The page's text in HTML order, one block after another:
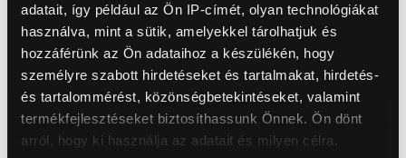
adatait, így például az Ön IP-címét, olyan technológiákat
használva, mint a sütik, amelyekkel tárolhatjuk és
hozzáférünk az Ön adataihoz a készülékén, hogy
személyre szabott hirdetéseket és tartalmakat, hirdetés-
és tartalommérést, közönségbetekintéseket, valamint
termékfejlesztéseket biztosíthassunk Önnek. Ön dönt
arról, hogy ki használja az adatait és milyen célra.
Neked ajánljuk